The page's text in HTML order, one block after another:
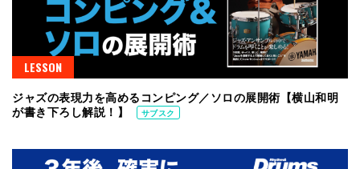
LESSON
ジャズの表現力を高めるコンピング／ソロの展開術【横山和明
が書き下ろし解説！】
サブスク